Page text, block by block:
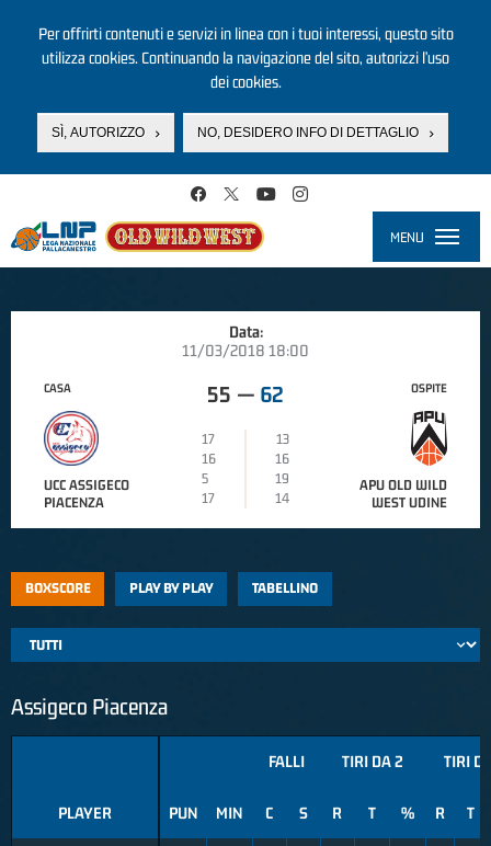
Per offrirti contenuti e servizi in linea con i tuoi interessi, questo sito
utilizza cookies. Continuando la navigazione del sito, autorizzi l’uso
dei cookies.
SÌ, AUTORIZZO NO, DESIDERO INFO DI DETTAGLIO
MENU
Data:
11/03/2018 18:00
CASA
UCC ASSIGECO
PIACENZA
55 — 62
17
13
16
16
5
19
17
14
OSPITE
APU OLD WILD
WEST UDINE
BOXSCORE PLAY BY PLAY TABELLINO
Assigeco Piacenza
PLAYER
FALLI TIRI DA 2 TIRI
PUN MIN C S R T % R T